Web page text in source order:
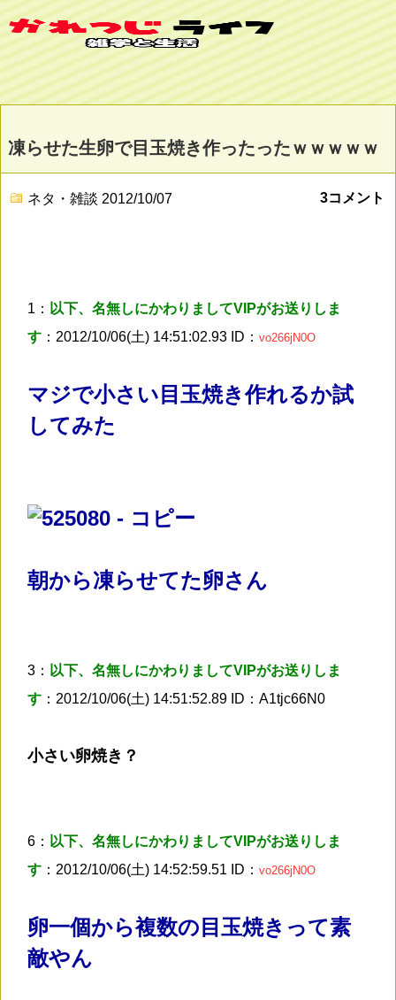
凍らせた生卵で目玉焼き作ったったｗｗｗｗｗ
ネタ・雑談 2012/10/07 3コメント
1： 以下、名無しにかわりましてVIPがお送りしま
す ：2012/10/06(土) 14:51:02.93 ID： vo266jN0O
マジで小さい目玉焼き作れるか試
してみた
朝から凍らせてた卵さん
3： 以下、名無しにかわりましてVIPがお送りしま
す ：2012/10/06(土) 14:51:52.89 ID：A1tjc66N0
小さい卵焼き？
6： 以下、名無しにかわりましてVIPがお送りしま
す ：2012/10/06(土) 14:52:59.51 ID： vo266jN0O
卵一個から複数の目玉焼きって素
敵やん